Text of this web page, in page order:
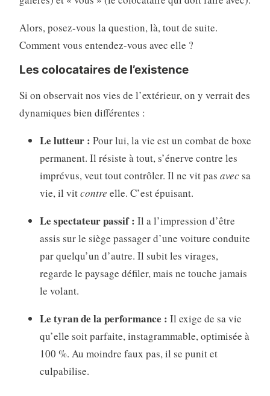
Alors, posez-vous la question, là, tout de suite.
Comment vous entendez-vous avec elle ?
Les colocataires de l’existence
Si on observait nos vies de l’extérieur, on y verrait des
dynamiques bien différentes :
Le lutteur : Pour lui, la vie est un combat de boxe
permanent. Il résiste à tout, s’énerve contre les
imprévus, veut tout contrôler. Il ne vit pas avecsa
vie, il vitcontre elle. C’est épuisant.
Le spectateur passif : Il a l’impression d’être
assis sur le siège passager d’une voiture conduite
par quelqu’un d’autre. Il subit les virages,
regarde le paysage défiler, mais ne touche jamais
le volant.
Le tyran de la performance : Il exige de sa vie
qu’elle soit parfaite, instagrammable, optimisée à
100 %. Au moindre faux pas, il se punit et
culpabilise.